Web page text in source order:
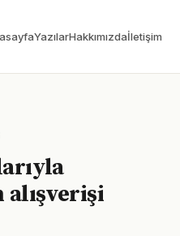
YazılarHakkımızdaİletişim